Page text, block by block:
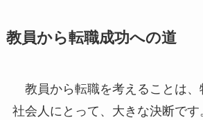
教員から転職成功への道
教員から転職を考えることは、
社会人にとって、大きな決断です